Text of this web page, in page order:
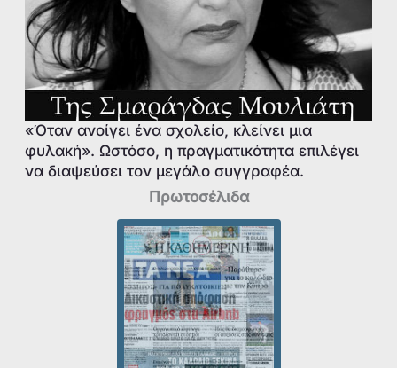
«Όταν ανοίγει ένα σχολείο, κλείνει μια
φυλακή». Ωστόσο, η πραγματικότητα επιλέγει
να διαψεύσει τον μεγάλο συγγραφέα.
Πρωτοσέλιδα